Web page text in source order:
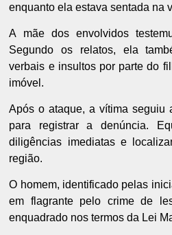
enquanto ela estava sentada na
A mãe dos envolvidos
Segundo os relatos, ela
verbais e insultos por parte do
imóvel.
Após o ataque, a vítima seguiu
para registrar a denúncia.
diligências imediatas e
região.
O homem, identificado pelas
em flagrante pelo crime de
enquadrado nos termos da Lei